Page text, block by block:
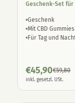
Geschenk-Set für
Geschenk
Mit CBD Gummies
Für Tag und
€45,90€59,80
inkl. gesetzl. USt.